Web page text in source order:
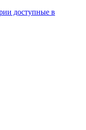
доступные в